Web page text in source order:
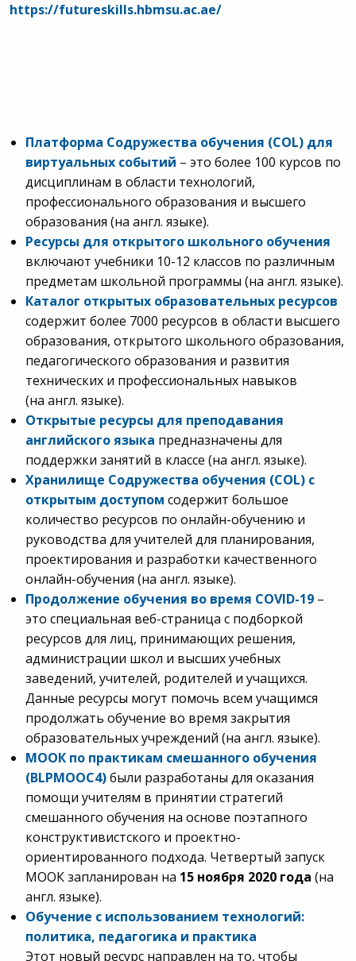
https://futureskills.hbmsu.ac.ae/
Платформа Содружества обучения (СOL) для
виртуальных событий – это более 100 курсов по
дисциплинам в области технологий,
профессионального образования и высшего
образования (на англ. языке).
Ресурсы для открытого школьного обучения
включают учебники 10-12 классов по различным
предметам школьной программы (на англ. языке).
Каталог открытых образовательных ресурсов
содержит более 7000 ресурсов в области высшего
образования, открытого школьного образования,
педагогического образования и развития
технических и профессиональных навыков
(на англ. языке).
Открытые ресурсы для преподавания
английского языка предназначены для
поддержки занятий в классе (на англ. языке).
Хранилище Содружества обучения (СОL) с
открытым доступом содержит большое
количество ресурсов по онлайн-обучению и
руководства для учителей для планирования,
проектирования и разработки качественного
онлайн-обучения (на англ. языке).
Продолжение обучения во время COVID-19 –
это специальная веб-страница с подборкой
ресурсов для лиц, принимающих решения,
администрации школ и высших учебных
заведений, учителей, родителей и учащихся.
Данные ресурсы могут помочь всем учащимся
продолжать обучение во время закрытия
образовательных учреждений (на англ. языке).
МООК по практикам смешанного обучения
(BLPMOOC4)были разработаны для оказания
помощи учителям в принятии стратегий
смешанного обучения на основе поэтапного
конструктивистского и проектно-
ориентированного подхода. Четвертый запуск
МООК запланирован на 15 ноября 2020 года (на
англ. языке).
Обучение с использованием технологий:
политика, педагогика и практика
Этот новый ресурс направлен на то, чтобы